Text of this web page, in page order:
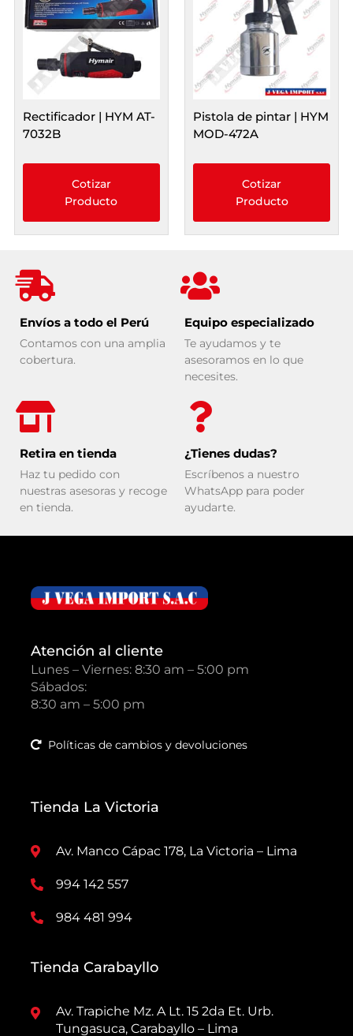
Rectificador | HYM AT-
7032B
Cotizar
Producto
Pistola de pintar | HYM
MOD-472A
Cotizar
Producto
Envíos a todo el Perú
Contamos con una amplia
cobertura.
Equipo especializado
Te ayudamos y te
asesoramos en lo que
necesites.
Retira en tienda
Haz tu pedido con
nuestras asesoras y recoge
en tienda.
¿Tienes dudas?
Escríbenos a nuestro
WhatsApp para poder
ayudarte.
Atención al cliente
Lunes – Viernes: 8:30 am – 5:00 pm
Sábados:
8:30 am – 5:00 pm
Políticas de cambios y devoluciones
Tienda La Victoria
Av. Manco Cápac 178, La Victoria – Lima
994 142 557
984 481 994
Tienda Carabayllo
Av. Trapiche Mz. A Lt. 15 2da Et. Urb.
Tungasuca, Carabayllo – Lima